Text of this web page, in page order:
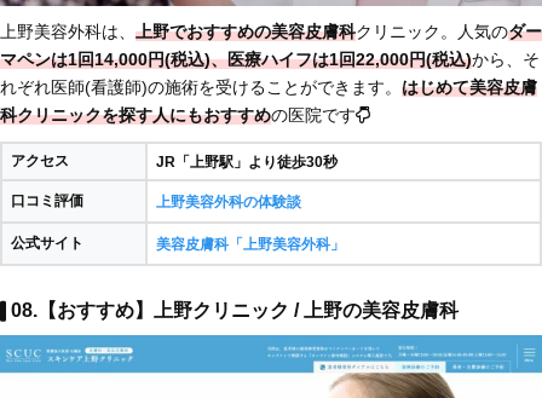
上野美容外科は、 上野でおすすめの美容皮膚科クリニック。人気のダー
マペンは1回14,000円(税込)、医療ハイフは1回22,000円(税込)から、そ
れぞれ医師(看護師)の施術を受けることができます。 はじめて美容皮膚
科クリニックを探す人にもおすすめの医院です
アクセス JR「上野駅」より徒歩30秒
口コミ評価 上野美容外科の体験談
公式サイト 美容皮膚科「上野美容外科」
08.【おすすめ】上野クリニック / 上野の美容皮膚科